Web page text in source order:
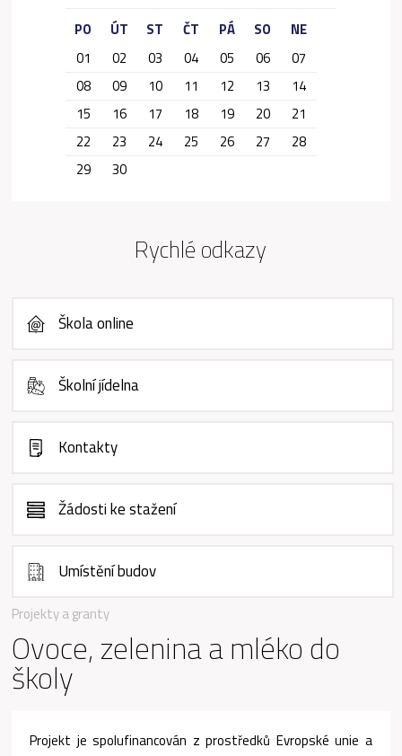
Projekty a granty
Ovoce, zelenina a mléko do
školy
Projekt je spolufinancován z prostředků Evropské unie a
PO ÚT ST ČT PÁ SO
NE
01
02 03 04 05 06
07
08
09 10 11 12 13
14
15
16 17 18 19 20
21
22
23 24 25 26 27
28
29
30
Rychlé odkazy
Škola online
Školní jídelna
Kontakty
Žádosti ke stažení
Umístění budov